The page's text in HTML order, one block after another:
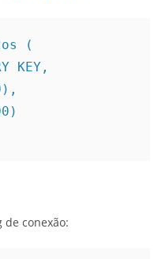
(
KEY,
de conexão: